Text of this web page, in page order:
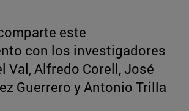
este
con los investigadores
Val, Alfredo Corell, José
Guerrero y Antonio Trilla